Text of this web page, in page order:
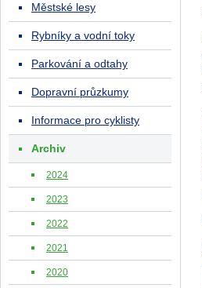
Městské lesy
Rybníky a vodní toky
Parkování a odtahy
Dopravní průzkumy
Informace pro cyklisty
Archiv
2024
2023
2022
2021
2020